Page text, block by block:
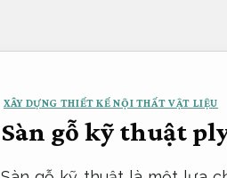
XÂY DỰNG THIẾT KẾ NỘI THẤT VẬT LIỆU
Sàn gỗ kỹ thuật